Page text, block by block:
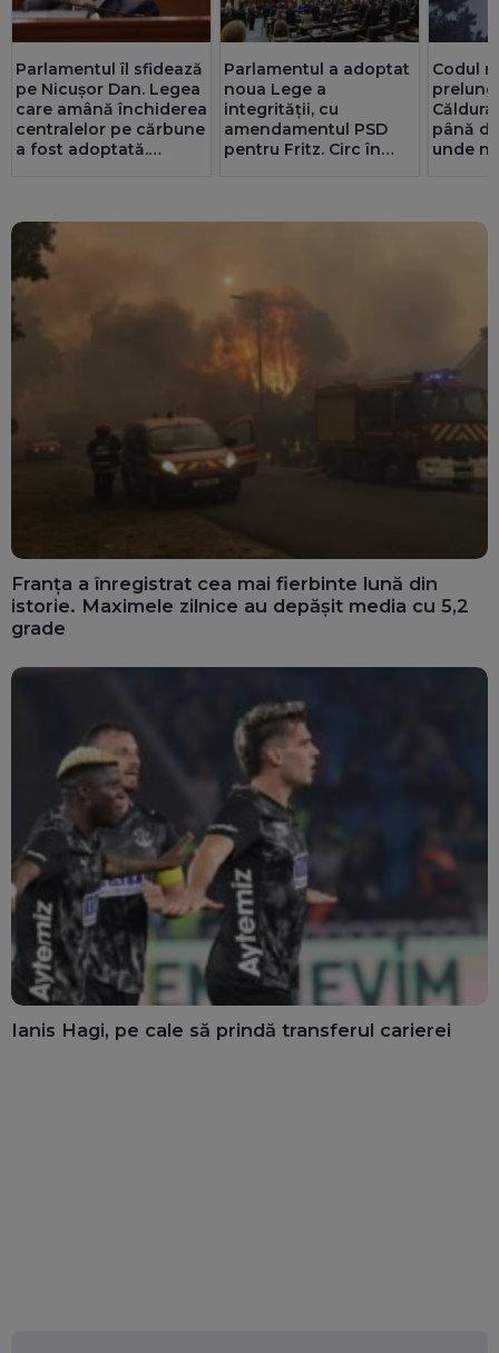
Parlamentul îl sfidează
pe Nicușor Dan. Legea
care amână închiderea
centralelor pe cărbune
a fost adoptată.
Parlamentul a adoptat
noua Lege a
integrității, cu
amendamentul PSD
pentru Fritz. Circ în
Codul
până
unde
Franța a înregistrat cea mai fierbinte lună din
istorie. Maximele zilnice au depășit media cu 5,2
grade
Ianis Hagi, pe cale să prindă transferul carierei